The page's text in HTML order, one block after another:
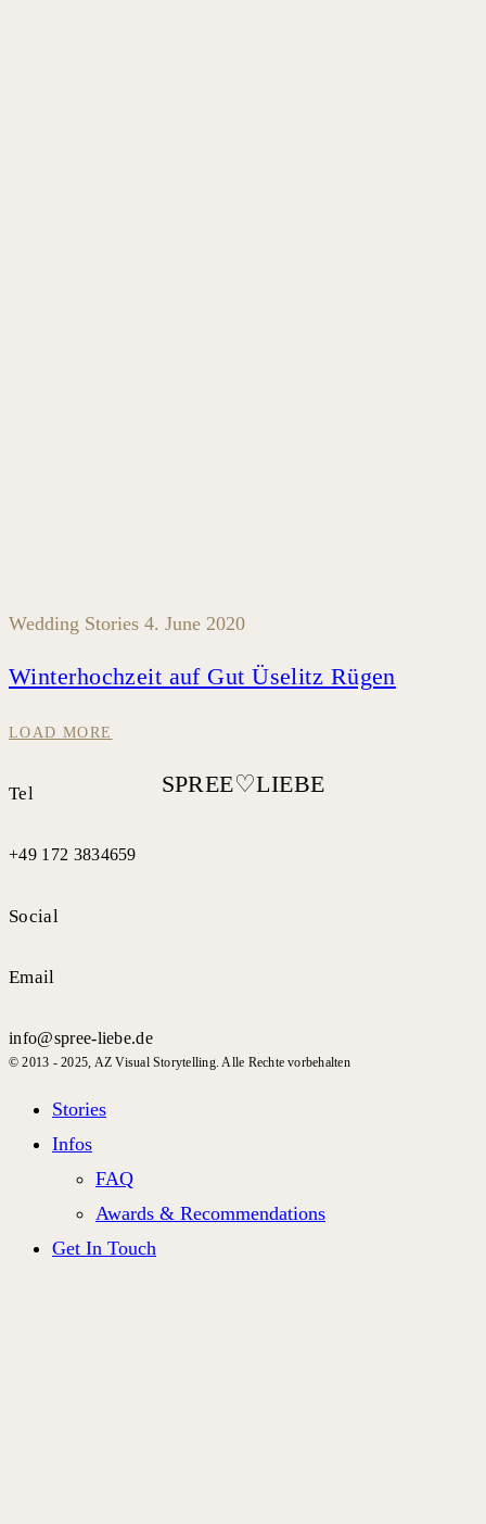
Wedding Stories 4. June 2020
Winterhochzeit auf Gut Üselitz Rügen
LOAD MORE
Tel
+49 172 3834659
Social
Email
info@spree-liebe.de
© 2013 - 2025, AZ Visual Storytelling. Alle Rechte vorbehalten
Stories
Infos
FAQ
Awards & Recommendations
Get In Touch